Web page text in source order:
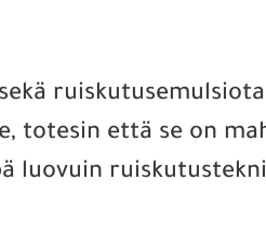
totesin että se on
luovuin